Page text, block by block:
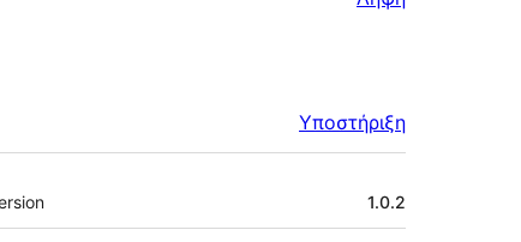
Υποστήριξη
1.0.2